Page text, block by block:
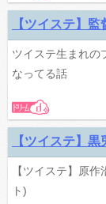
【ツイステ】
ツイステ生まれの
なってる話
【ツイステ】
【ツイステ】原
ト)